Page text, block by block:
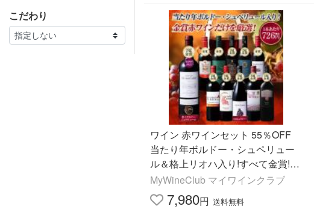
こだわり
ワイン 赤ワインセット 55％OFF
当たり年ボルドー・シュペリュー
ル＆格上リオハ入り!すべて金賞!世
界の選りすぐり赤ワイン11本セッ
ト 第20弾 送料無料
MyWineClub マイワインクラブ
7,980円 送料無料